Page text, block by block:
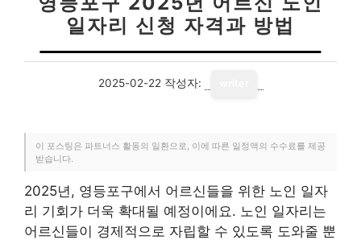
일자리 신청 자격과 방법
2025-02-22 작성자:
이 포스팅은 파트너스 활동의 일환으로, 이에 따른 일정액의 수수료를 제공
받습니다.
2025년, 영등포구에서 어르신들을 위한 노인 일자
리 기회가 더욱 확대될 예정이에요. 노인 일자리는
어르신들이 경제적으로 자립할 수 있도록 도와줄 뿐